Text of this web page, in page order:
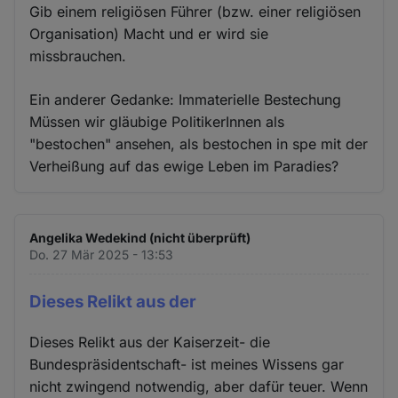
Gib einem religiösen Führer (bzw. einer religiösen
Organisation) Macht und er wird sie
missbrauchen.
Ein anderer Gedanke: Immaterielle Bestechung
Müssen wir gläubige PolitikerInnen als
"bestochen" ansehen, als bestochen in spe mit der
Verheißung auf das ewige Leben im Paradies?
Angelika Wedekind (nicht überprüft)
Do. 27 Mär 2025 - 13:53
Dieses Relikt aus der
Dieses Relikt aus der Kaiserzeit- die
Bundespräsidentschaft- ist meines Wissens gar
nicht zwingend notwendig, aber dafür teuer. Wenn